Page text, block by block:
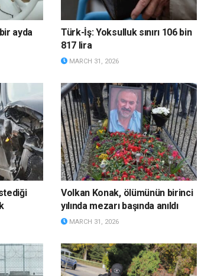
ayda
Türk-İş: Yoksulluk sınırı 106 bin
817 lira
MARCH 31, 2026
Volkan Konak, ölümünün birinci
yılında mezarı başında anıldı
MARCH 31, 2026